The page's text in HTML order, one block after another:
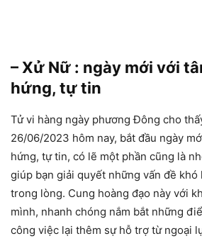
– Xử Nữ : ngày mới với
hứng, tự tin
Tử vi hàng ngày phương Đông cho
26/06/2023 hôm nay, bắt đầu ngày
hứng, tự tin, có lẽ một phần cũng là
giúp bạn giải quyết những vấn đề khó
trong lòng. Cung hoàng đạo này với
mình, nhanh chóng nắm bắt những
công việc lại thêm sự hỗ trợ từ ngoại